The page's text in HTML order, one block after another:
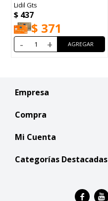
Lidil Gts
$ 437
$ 371
- +
Empresa
Compra
Mi Cuenta
Categorías Destacadas
 